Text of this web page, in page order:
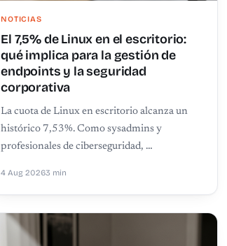
NOTICIAS
El 7,5% de Linux en el escritorio:
qué implica para la gestión de
endpoints y la seguridad
corporativa
La cuota de Linux en escritorio alcanza un
histórico 7,53%. Como sysadmins y
profesionales de ciberseguridad, …
4 Aug 20263 min